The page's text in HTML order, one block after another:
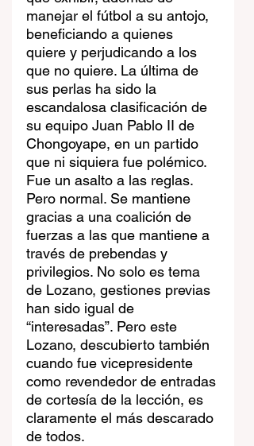
manejar el fútbol a su antojo,
beneficiando a quienes
quiere y perjudicando a los
que no quiere. La última de
sus perlas ha sido la
escandalosa clasificación de
su equipo Juan Pablo II de
Chongoyape, en un partido
que ni siquiera fue polémico.
Fue un asalto a las reglas.
Pero normal. Se mantiene
gracias a una coalición de
fuerzas a las que mantiene a
través de prebendas y
privilegios. No solo es tema
de Lozano, gestiones previas
han sido igual de
“interesadas”. Pero este
Lozano, descubierto también
cuando fue vicepresidente
como revendedor de entradas
de cortesía de la lección, es
claramente el más descarado
de todos.